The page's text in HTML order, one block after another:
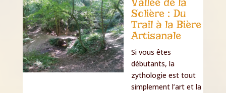
Solière : Du
Trail à la Bière
Artisanale
Si vous êtes
débutants, la
zythologie est tout
simplement l’art et la